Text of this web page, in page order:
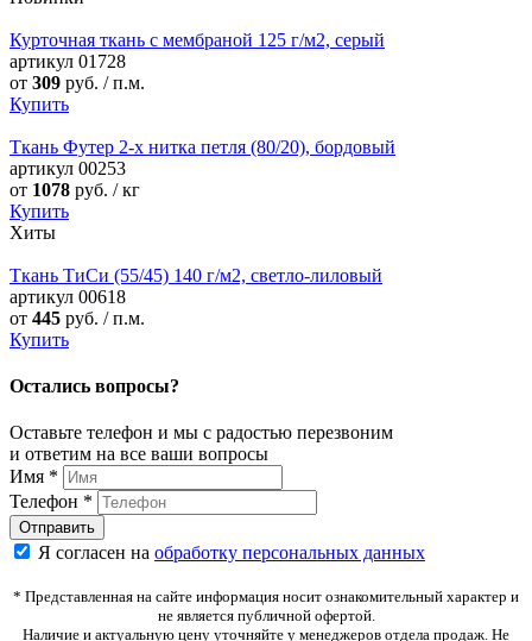
Курточная ткань с мембраной 125 г/м2, серый
артикул 01728
от 309 руб. / п.м.
Купить
Ткань Футер 2-х нитка петля (80/20), бордовый
артикул 00253
от 1078 руб. / кг
Купить
Хиты
Ткань ТиСи (55/45) 140 г/м2, светло-лиловый
артикул 00618
от 445 руб. / п.м.
Купить
Остались вопросы?
Оставьте телефон и мы с радостью перезвоним
и ответим на все ваши вопросы
Имя *
Телефон *
Я согласен на обработку персональных данных
* Представленная на сайте информация носит ознакомительный характер и
не является публичной офертой.
Наличие и актуальную цену уточняйте у менеджеров отдела продаж. Не